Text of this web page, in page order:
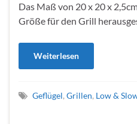
Das Maß von 20 x 20 x
Größe für den Grill
Weiterlesen
Geflügel, Grillen, Low &